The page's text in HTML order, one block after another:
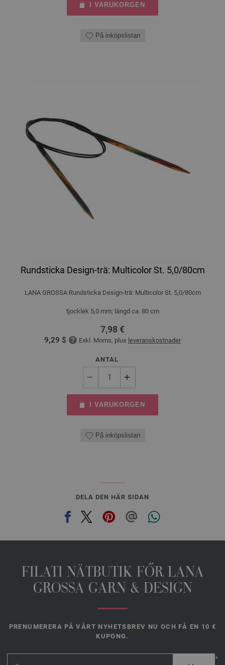
I VARUKORGEN
På inköpslistan
Rundsticka Design-trä: Multicolor St. 5,0/80cm
LANA GROSSA Rundsticka Design-trä: Multicolor St. 5,0/80cm
tjocklek 5,0 mm; längd ca. 80 cm
7,98 €
9,29 $ Exkl. Moms, plus leveranskostnader
ANTAL
I VARUKORGEN
På inköpslistan
DELA DEN HÄR SIDAN
FILATI NÄTBUTIK FŐR LANA
GROSSA GARN & DESIGN
PRENUMERERA PÅ VÅRT NYHETSBREV NU OCH FÅ EN 10 €
KUPONG.
*